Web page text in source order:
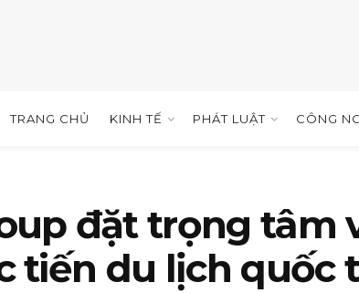
TRANG CHỦ KINH TẾ PHÁT LUẬT CÔNG
đặt trọng tâm
tiến du lịch quốc